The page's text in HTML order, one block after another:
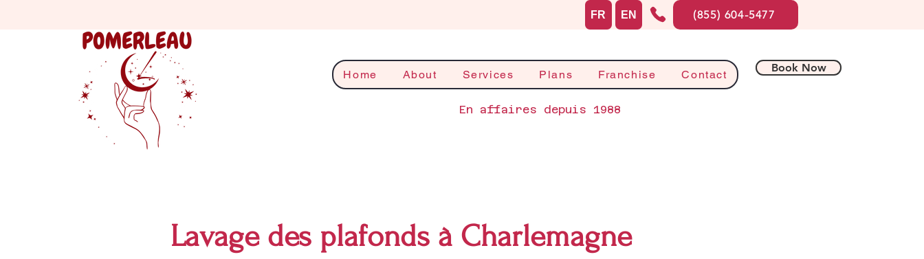
Home About Services Plans Franchise Contact
Book Now
En affaires depuis 1988
FR EN (855) 604-5477
Lavage des plafonds à Charlemagne